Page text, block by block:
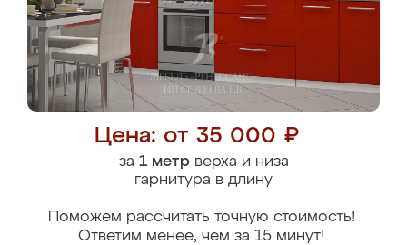
Цена: от 35 000 ₽
за 1 метрверха и низа
гарнитура в длину
Поможем рассчитать точную стоимость!
Ответим менее, чем за 15 минут!